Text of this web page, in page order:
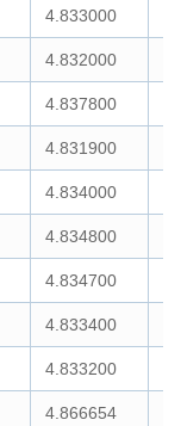
4.833000
4.832000
4.837800
4.831900
4.834000
4.834800
4.834700
4.833400
4.833200
4.866654